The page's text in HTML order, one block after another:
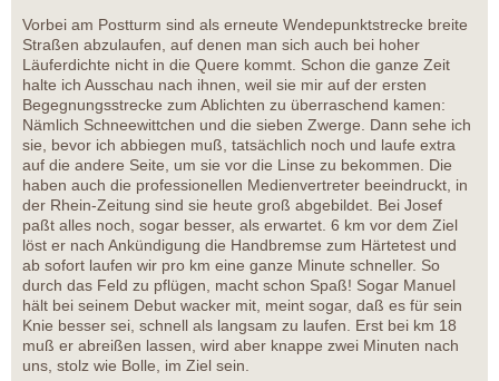
Vorbei am Postturm sind als erneute Wendepunktstrecke breite
Straßen abzulaufen, auf denen man sich auch bei hoher
Läuferdichte nicht in die Quere kommt. Schon die ganze Zeit
halte ich Ausschau nach ihnen, weil sie mir auf der ersten
Begegnungsstrecke zum Ablichten zu überraschend kamen:
Nämlich Schneewittchen und die sieben Zwerge. Dann sehe ich
sie, bevor ich abbiegen muß, tatsächlich noch und laufe extra
auf die andere Seite, um sie vor die Linse zu bekommen. Die
haben auch die professionellen Medienvertreter beeindruckt, in
der Rhein-Zeitung sind sie heute groß abgebildet. Bei Josef
paßt alles noch, sogar besser, als erwartet. 6 km vor dem Ziel
löst er nach Ankündigung die Handbremse zum Härtetest und
ab sofort laufen wir pro km eine ganze Minute schneller. So
durch das Feld zu pflügen, macht schon Spaß! Sogar Manuel
hält bei seinem Debut wacker mit, meint sogar, daß es für sein
Knie besser sei, schnell als langsam zu laufen. Erst bei km 18
muß er abreißen lassen, wird aber knappe zwei Minuten nach
uns, stolz wie Bolle, im Ziel sein.